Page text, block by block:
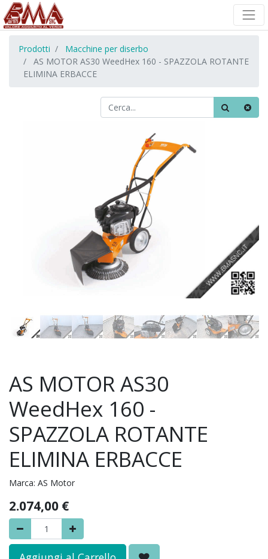
Prodotti
Macchine per diserbo
AS MOTOR AS30 WeedHex 160 - SPAZZOLA ROTANTE
ELIMINA ERBACCE
AS MOTOR AS30
WeedHex 160 -
SPAZZOLA ROTANTE
ELIMINA ERBACCE
Marca: AS Motor
2.074,00 €